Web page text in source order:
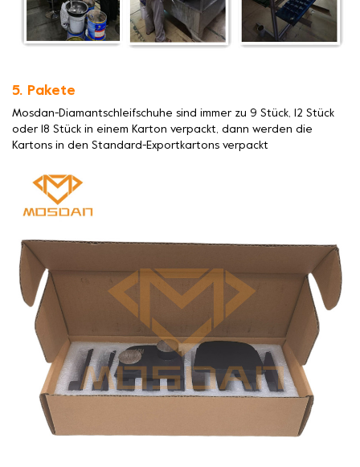
5. Pakete
Mosdan-Diamantschleifschuhe sind immer zu 9 Stück, 12 Stück
oder 18 Stück in einem Karton verpackt, dann werden die
Kartons in den Standard-Exportkartons verpackt